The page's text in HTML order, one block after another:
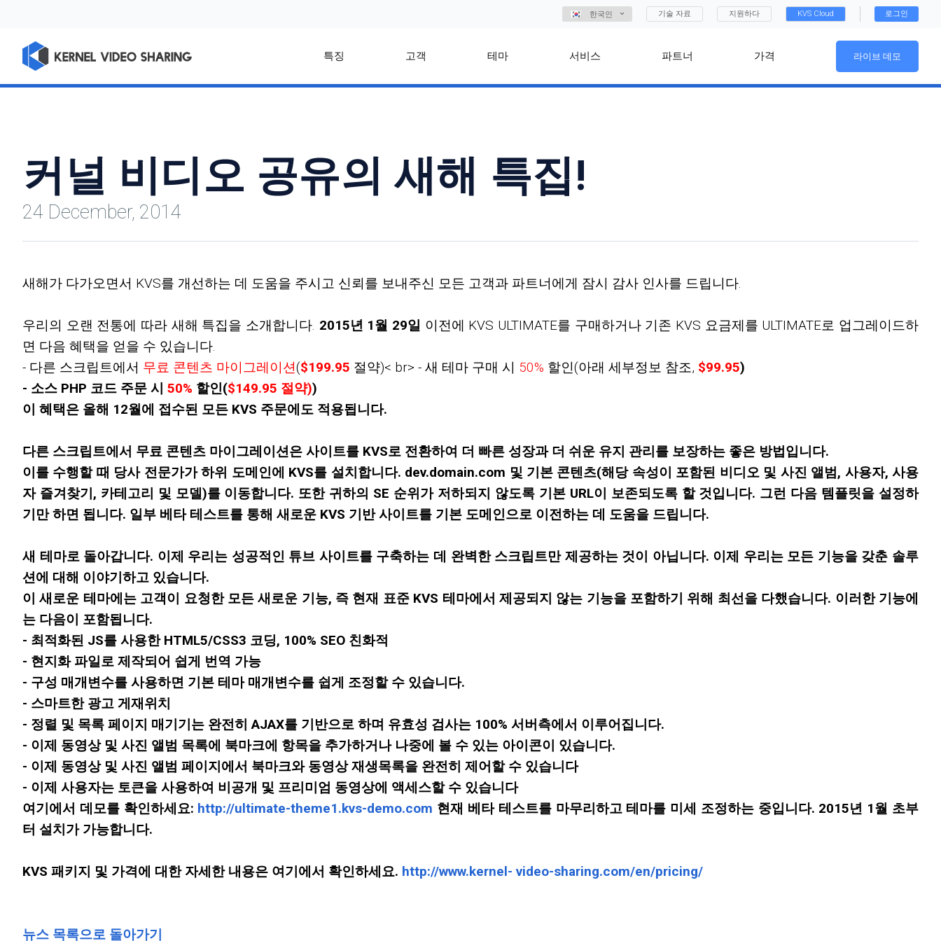
한국인 기술 자료 지원하다 KVS Cloud 로그인
특징 고객 테마 서비스 파트너 가격 라이브 데모
커널 비디오 공유의 새해 특집!
24 December, 2014
새해가 다가오면서 KVS를 개선하는 데 도움을 주시고 신뢰를 보내주신 모든 고객과 파트너에게 잠시 감사 인사를 드립니다.
우리의 오랜 전통에 따라 새해 특집을 소개합니다. 2015년 1월 29일 이전에 KVS ULTIMATE를 구매하거나 기존 KVS 요금제를 ULTIMATE로 업그레이드하
면 다음 혜택을 얻을 수 있습니다.
- 다른 스크립트에서 무료 콘텐츠 마이그레이션($199.95 절약)< br> - 새 테마 구매 시 50% 할인(아래 세부정보 참조, $99.95)
- 소스 PHP 코드 주문 시 50% 할인($149.95 절약))
이 혜택은 올해 12월에 접수된 모든 KVS 주문에도 적용됩니다.
다른 스크립트에서 무료 콘텐츠 마이그레이션은 사이트를 KVS로 전환하여 더 빠른 성장과 더 쉬운 유지 관리를 보장하는 좋은 방법입니다.
이를 수행할 때 당사 전문가가 하위 도메인에 KVS를 설치합니다. dev.domain.com 및 기본 콘텐츠(해당 속성이 포함된 비디오 및 사진 앨범, 사용자, 사용
자 즐겨찾기, 카테고리 및 모델)를 이동합니다. 또한 귀하의 SE 순위가 저하되지 않도록 기본 URL이 보존되도록 할 것입니다. 그런 다음 템플릿을 설정하
기만 하면 됩니다. 일부 베타 테스트를 통해 새로운 KVS 기반 사이트를 기본 도메인으로 이전하는 데 도움을 드립니다.
새 테마로 돌아갑니다. 이제 우리는 성공적인 튜브 사이트를 구축하는 데 완벽한 스크립트만 제공하는 것이 아닙니다. 이제 우리는 모든 기능을 갖춘 솔루
션에 대해 이야기하고 있습니다.
이 새로운 테마에는 고객이 요청한 모든 새로운 기능, 즉 현재 표준 KVS 테마에서 제공되지 않는 기능을 포함하기 위해 최선을 다했습니다. 이러한 기능에
는 다음이 포함됩니다.
- 최적화된 JS를 사용한 HTML5/CSS3 코딩, 100% SEO 친화적
- 현지화 파일로 제작되어 쉽게 번역 가능
- 구성 매개변수를 사용하면 기본 테마 매개변수를 쉽게 조정할 수 있습니다.
- 스마트한 광고 게재위치
- 정렬 및 목록 페이지 매기기는 완전히 AJAX를 기반으로 하며 유효성 검사는 100% 서버측에서 이루어집니다.
- 이제 동영상 및 사진 앨범 목록에 북마크에 항목을 추가하거나 나중에 볼 수 있는 아이콘이 있습니다.
- 이제 동영상 및 사진 앨범 페이지에서 북마크와 동영상 재생목록을 완전히 제어할 수 있습니다
- 이제 사용자는 토큰을 사용하여 비공개 및 프리미엄 동영상에 액세스할 수 있습니다
여기에서 데모를 확인하세요: http://ultimate-theme1.kvs-demo.com 현재 베타 테스트를 마무리하고 테마를 미세 조정하는 중입니다. 2015년 1월 초부
터 설치가 가능합니다.
KVS 패키지 및 가격에 대한 자세한 내용은 여기에서 확인하세요. http://www.kernel- video-sharing.com/en/pricing/
뉴스 목록으로 돌아가기